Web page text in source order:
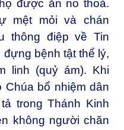
được ăn no thoả.
mệt mỏi và chán
thông điệp về Tin
bệnh tật thể lý,
linh (quỷ ám). Khi
bổ nhiệm dân
trong Thánh Kinh
không người chăn